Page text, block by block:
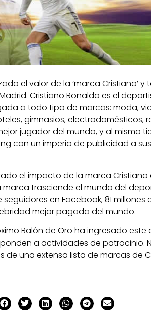
el valor de la ‘marca Cristiano’
Cristiano Ronaldo es el
a todo tipo de marcas: moda,
gimnasios, electrodomésticos,
jugador del mundo, y al mismo
con un imperio de publicidad a
el impacto de la marca Cristiano
marca trasciende el mundo del
en Facebook, 81 millones
mejor pagada del mundo.
Balón de Oro ha ingresado este
a actividades de patrocinio.
de una extensa lista de marcas de